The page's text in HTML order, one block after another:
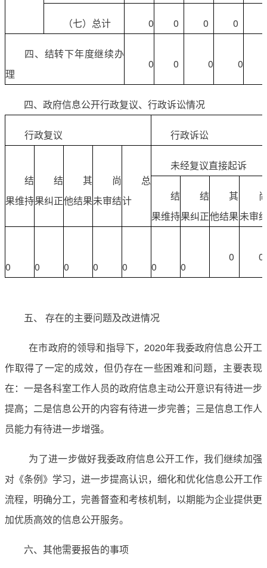
（七）总计 0 0 0 0
四、结转下年度继续办
理
0 0 0 0
四、政府信息公开行政复议、行政诉讼情况
行政复议 行政诉讼
结
果维持
结
果纠正
其
他结果
尚
未审结
总
计
未经复议直接起诉
结
果维持
结
果纠正
其
他结果未审
0 0 0 0 0 0 0
0
五、 存在的主要问题及改进情况
在市政府的领导和指导下，2020年我委政府信息公开工
作取得了一定的成效，但仍存在一些困难和问题，主要表现
在：一是各科室工作人员的政府信息主动公开意识有待进一步
提高；二是信息公开的内容有待进一步完善；三是信息工作人
员能力有待进一步增强。
为了进一步做好我委政府信息公开工作，我们继续加强
对《条例》学习，进一步提高认识，细化和优化信息公开工作
流程，明确分工，完善督查和考核机制，以期能为企业提供更
加优质高效的信息公开服务。
六、其他需要报告的事项